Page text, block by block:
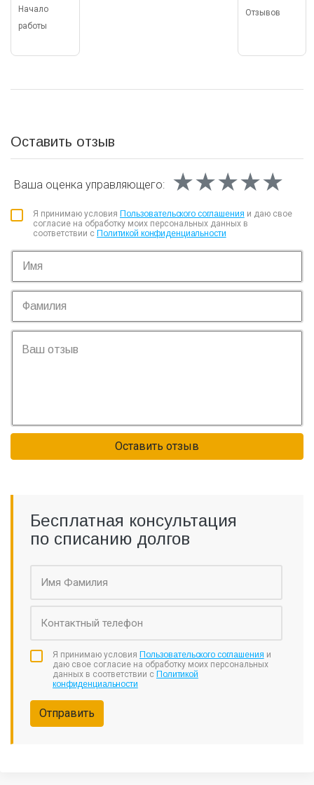
Начало
работы
Отзывов
Оставить отзыв
Ваша оценка управляющего: ★★★★★
★★★★★
★★★★★
Я принимаю условия Пользовательского соглашения и даю свое
согласие на обработку моих персональных данных в
соответствии с Политикой конфиденциальности
Оставить отзыв
Бесплатная консультация
по списанию долгов
Я принимаю условия Пользовательского соглашения и
даю свое согласие на обработку моих персональных
данных в соответствии с Политикой
конфиденциальности
Отправить